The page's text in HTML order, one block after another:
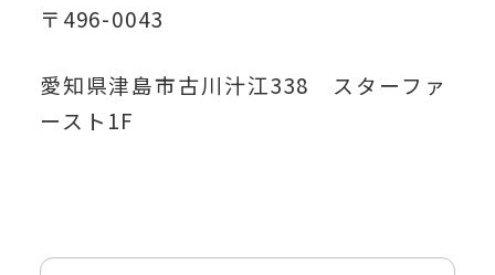
〒496-0043
愛知県津島市古川汁江338 スターファ
ースト1F